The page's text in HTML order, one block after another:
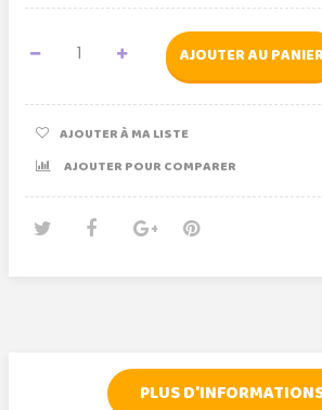
AJOUTER AU PANIER
AJOUTER À MA LISTE
AJOUTER POUR COMPARER
PLUS